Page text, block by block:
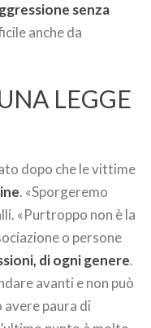
senza
anche da
LEGGE
dopo che le vittime
. «Sporgeremo
«Purtroppo non è la
o persone
di ogni genere.
avanti e non può
paura di